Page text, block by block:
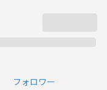
フォロワー